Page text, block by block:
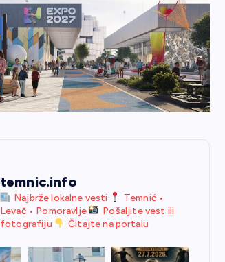
temnic.info
Najbrže lokalne vesti
Temnić •
Levač • Pomoravlje
Pošaljite vest ili
fotografiju
Čitajte na portalu